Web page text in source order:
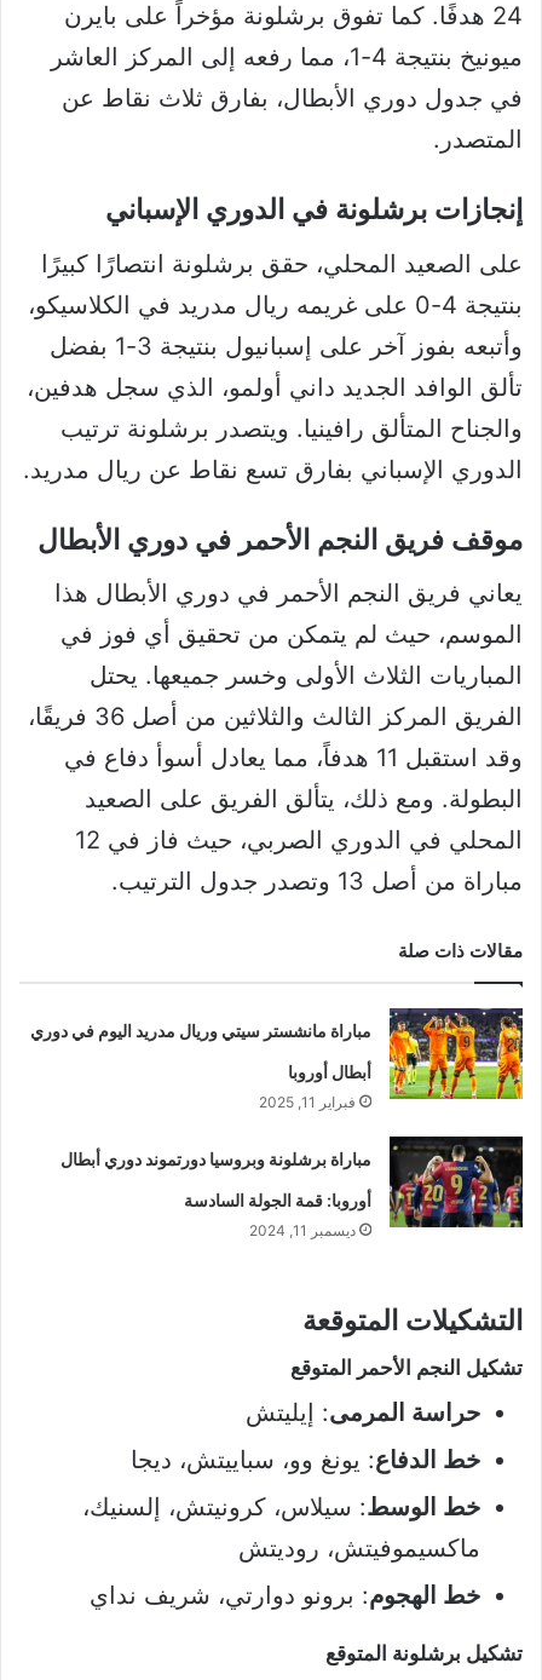
24 هدفًا. كما تفوق برشلونة مؤخراً على بايرن
ميونيخ بنتيجة 4-1، مما رفعه إلى المركز العاشر
في جدول دوري الأبطال، بفارق ثلاث نقاط عن
المتصدر.
إنجازات برشلونة في الدوري الإسباني
على الصعيد المحلي، حقق برشلونة انتصارًا كبيرًا
بنتيجة 4-0 على غريمه ريال مدريد في الكلاسيكو،
وأتبعه بفوز آخر على إسبانيول بنتيجة 3-1 بفضل
تألق الوافد الجديد داني أولمو، الذي سجل هدفين،
والجناح المتألق رافينيا. ويتصدر برشلونة ترتيب
الدوري الإسباني بفارق تسع نقاط عن ريال مدريد.
موقف فريق النجم الأحمر في دوري الأبطال
يعاني فريق النجم الأحمر في دوري الأبطال هذا
الموسم، حيث لم يتمكن من تحقيق أي فوز في
المباريات الثلاث الأولى وخسر جميعها. يحتل
الفريق المركز الثالث والثلاثين من أصل 36 فريقًا،
وقد استقبل 11 هدفاً، مما يعادل أسوأ دفاع في
البطولة. ومع ذلك، يتألق الفريق على الصعيد
المحلي في الدوري الصربي، حيث فاز في 12
مباراة من أصل 13 وتصدر جدول الترتيب.
مقالات ذات صلة
مباراة مانشستر سيتي وريال مدريد اليوم في دوري
أبطال أوروبا
فبراير 11, 2025
مباراة برشلونة وبروسيا دورتموند دوري أبطال
أوروبا: قمة الجولة السادسة
ديسمبر 11, 2024
التشكيلات المتوقعة
تشكيل النجم الأحمر المتوقع
حراسة المرمى: إيليتش
خط الدفاع: يونغ وو، سباييتش، ديجا
خط الوسط: سيلاس، كرونيتش، إلسنيك،
ماكسيموفيتش، روديتش
خط الهجوم: برونو دوارتي، شريف نداي
تشكيل برشلونة المتوقع